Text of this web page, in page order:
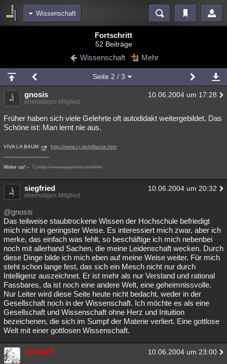
Wissenschaft
Blogs
Chat Wiki Neuigkeiten
meine Rubriken
Menschen Mystery Kriminalfälle
Spiritualität Verschwörungen Technologie Ufologie
weitere Rubriken
Philosophie Träume Orte
Astronomie Gaming Filme
Übersichten
Besucht Teilgenommen Alle Neue Geschlossen
Lesenswert Schlüsselwörter
Fortschritt
52 Beiträge
Wissenschaft Mehr
Seite 2 / 3
gnosis 10.06.2004 um 17:28
ehemaliges Mitglied
Früher haben sich viele Gelehrte oft autodidakt weitergebildet. Das
Schöne ist: Man lernt nie aus.
VIVA LA BAUM
http://www.r-j.de/pflanze.htm
------------------------------
Wake up! -
http://www.gigaherz.ch/384/
siegfried 10.06.2004 um 20:32
ehemaliges Mitglied
@gnosis
Das teilweise staubtrockene Wissen der Hochschule befriedigt
mich nicht in geringster Weise. Es interessiert mich zwar, aber ich
merke, das einfach was fehlt, so beschäftige ich mich nebenbei
noch mit allerhand Sachen, die meine Leidenschaft wecken. Durch
diese Dinge bilde ich mich eben auf meine Weise weiter. Für mich
steht schon lange fest, das sich ein Mesch nicht nur durch
Intelligenz auszeichnet. Er ist mehr als nur Verstand und rational
Fassbares, da ist noch eine andere Welt, eine geheimnissvolle.
Nur Leiter wird diese Seite heute nicht bedacht, weder in der
Gesellschaft noch in der Wissenschaft. Ich möchte es als eine
Gesellschaft und Wissenschaft ohne Herz und Intuition
bezeichenen, die sich im Sumpf der Materie verliert. Eine gottlose
Welt mit einer gottlosen Wissenschaft.
Schdaiff 10.06.2004 um 23:00